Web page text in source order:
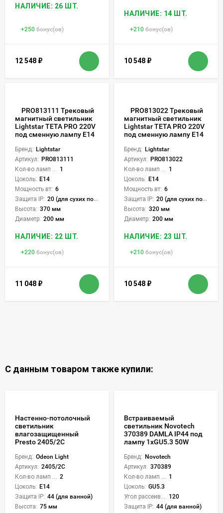
НАЛИЧИЕ: 26 ШТ.
+250 бонус(ов)
12 548 ₽
НАЛИЧИЕ: 14 ШТ.
+210 бонус(ов)
10 548 ₽
PRO813111 Трековый
магнитный светильник
Lightstar TETA PRO 220V
под сменную лампу Е14
Бренд: Lightstar
Артикул: PRO813111
Кол-во ламп или LED: 1
Цоколь: E14
Мощность вт: 6
Защита IP: 20 (для сухих пом.)
Высота: 370 мм
Диаметр: 200 мм
НАЛИЧИЕ: 22 ШТ.
+220 бонус(ов)
11 048 ₽
PRO813022 Трековый
магнитный светильник
Lightstar TETA PRO 220V
под сменную лампу Е14
Бренд: Lightstar
Артикул: PRO813022
Кол-во ламп или LED: 1
Цоколь: E14
Мощность вт: 6
Защита IP: 20 (для сухих пом.)
Высота: 320 мм
Диаметр: 200 мм
НАЛИЧИЕ: 23 ШТ.
+210 бонус(ов)
10 548 ₽
С данным товаром также купили:
Настенно-потолочный
светильник
влагозащищенный
Presto 2405/2C
Бренд: Odeon Light
Артикул: 2405/2C
Кол-во ламп или LED: 2
Цоколь: E14
Защита IP: 44 (для ванной)
Высота: 75 мм
Встраиваемый
светильник Novotech
370389 DAMLA IP44 под
лампу 1xGU5.3 50W
Бренд: Novotech
Артикул: 370389
Кол-во ламп или LED: 1
Цоколь: GU5.3
Угол рассеивания света °:
120
Защита IP: 44 (для ванной)